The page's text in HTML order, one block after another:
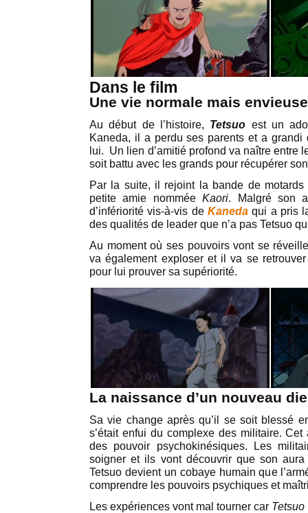
Dans le film
Une vie normale mais
Au début de l’histoire, Tetsuo est un
Kaneda, il a perdu ses parents et a
lui. Un lien d’amitié profond va naître entre
soit battu avec les grands pour récupérer
Par la suite, il rejoint la bande de
petite amie nomméeKaori. Malgré son
d’infériorité vis-à-vis de Kaneda qui a pris
des qualités de leader que n’a pas Tetsuo
Au moment où ses pouvoirs vont se
va également exploser et il va se
pour lui prouver sa supériorité.
La naissance d’un nouveau
Sa vie change après qu’il se soit blessé
s’était enfui du complexe des militaire.
des pouvoir psychokinésiques. Les
soigner et ils vont découvrir que son
Tetsuo devient un cobaye humain que
comprendre les pouvoirs psychiques et
Les expériences vont mal tourner car Tetsuo